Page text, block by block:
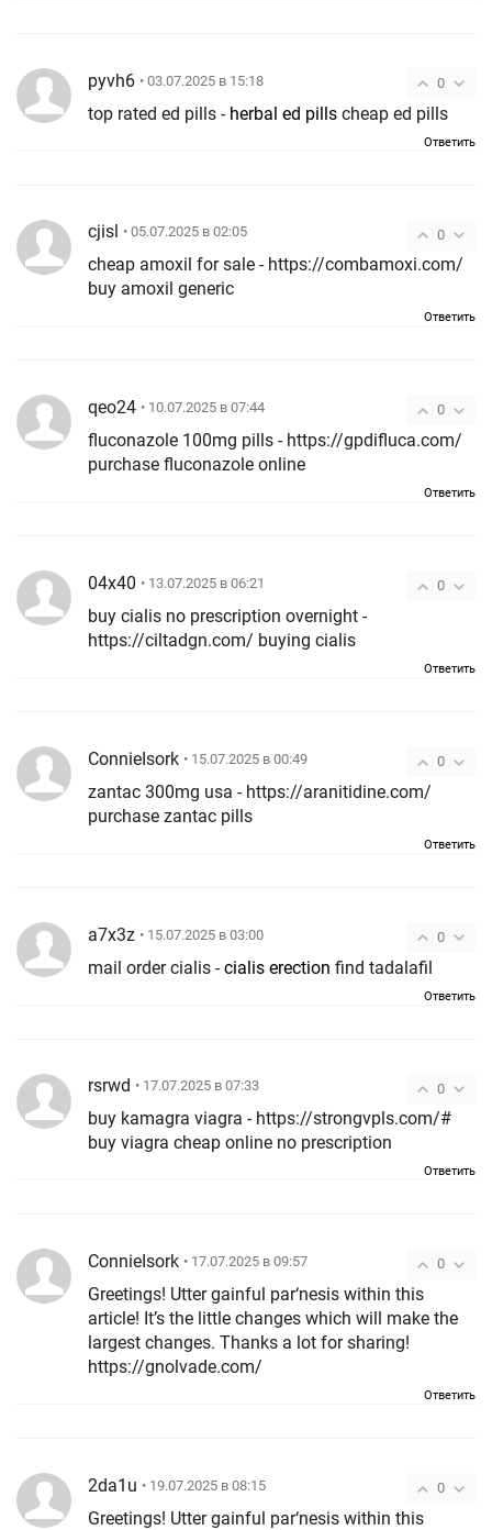
0
pyvh6 • 03.07.2025 в 15:18
top rated ed pills - herbal ed pills cheap ed pills
Ответить
0
cjisl • 05.07.2025 в 02:05
cheap amoxil for sale - https://combamoxi.com/
buy amoxil generic
Ответить
0
qeo24 • 10.07.2025 в 07:44
fluconazole 100mg pills - https://gpdifluca.com/
purchase fluconazole online
Ответить
0
04x40 • 13.07.2025 в 06:21
buy cialis no prescription overnight -
https://ciltadgn.com/ buying cialis
Ответить
0
ConnieIsork • 15.07.2025 в 00:49
zantac 300mg usa - https://aranitidine.com/
purchase zantac pills
Ответить
0
a7x3z • 15.07.2025 в 03:00
mail order cialis -cialis erection find tadalafil
Ответить
0
rsrwd • 17.07.2025 в 07:33
buy kamagra viagra - https://strongvpls.com/#
buy viagra cheap online no prescription
Ответить
0
ConnieIsork • 17.07.2025 в 09:57
Greetings! Utter gainful par‘nesis within this
article! It’s the little changes which will make the
largest changes. Thanks a lot for sharing!
https://gnolvade.com/
Ответить
0
2da1u • 19.07.2025 в 08:15
Greetings! Utter gainful par‘nesis within this